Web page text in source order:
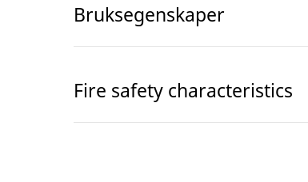
Bruksegenskaper
Fire safety characteristics